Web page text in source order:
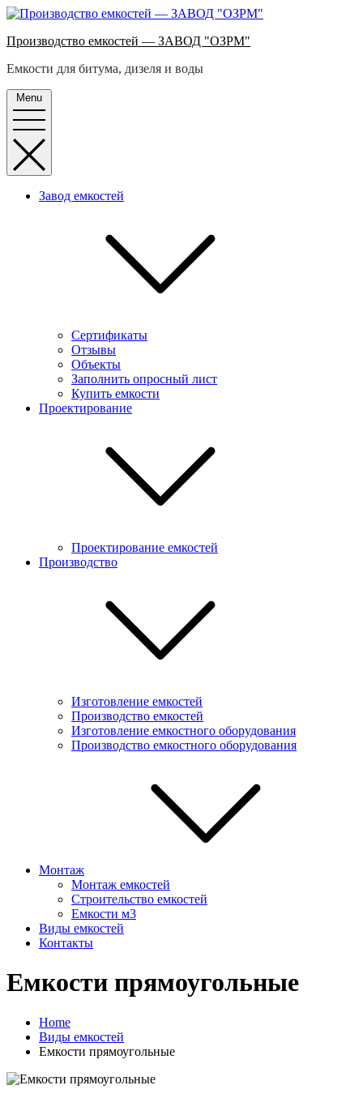
Skip
content
Производство емкостей — ЗАВОД "ОЗРМ"
Емкости для битума, дизеля и воды
Menu
Завод емкостей
Cертификаты
Отзывы
Объекты
Заполнить опросный лист
Купить емкости
Проектирование
Проектирование емкостей
Производство
Изготовление емкостей
Производство емкостей
Изготовление емкостного оборудования
Производство емкостного оборудования
Монтаж
Монтаж емкостей
Строительство емкостей
Емкости м3
Виды емкостей
Контакты
Емкости прямоугольные
Home
Виды емкостей
Емкости прямоугольные